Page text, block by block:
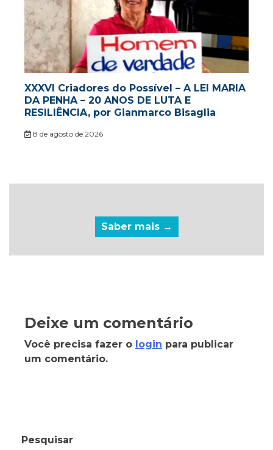
XXXVI Criadores do Possível – A LEI MARIA
DA PENHA – 20 ANOS DE LUTA E
RESILIÊNCIA, por Gianmarco Bisaglia
8 de agosto de 2026
Saber mais →
Deixe um comentário
Você precisa fazer o login para publicar
um comentário.
Pesquisar